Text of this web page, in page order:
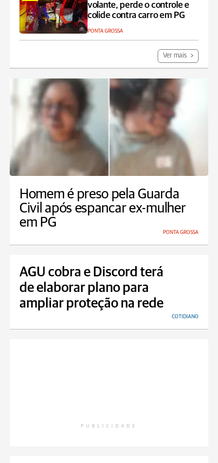
volante, perde o controle e
colide contra carro em PG
PONTA GROSSA
Ver mais
Homem é preso pela Guarda
Civil após espancar ex-mulher
em PG
PONTA GROSSA
AGU cobra e Discord terá
de elaborar plano para
ampliar proteção na rede
COTIDIANO
PUBLICIDADE